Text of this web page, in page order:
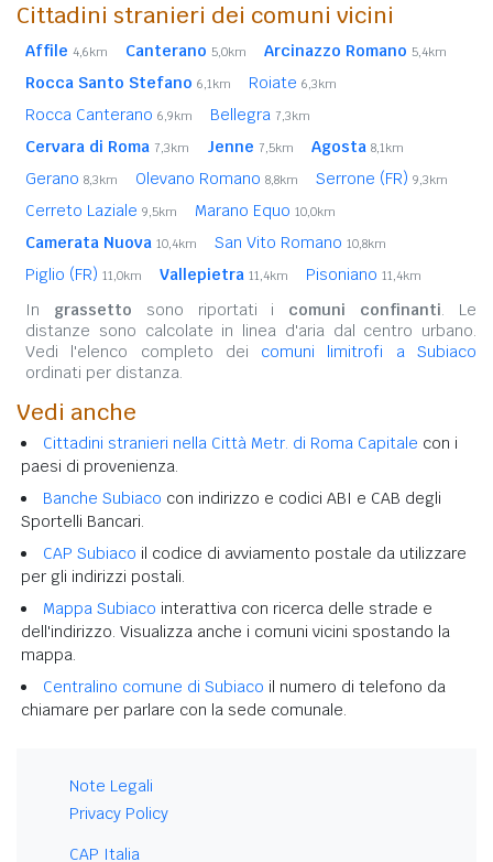
Cittadini stranieri dei comuni vicini
Affile 4,6km Canterano 5,0km Arcinazzo Romano 5,4km
Rocca Santo Stefano 6,1km Roiate 6,3km
Rocca Canterano 6,9km Bellegra 7,3km
Cervara di Roma 7,3km Jenne 7,5km Agosta 8,1km
Gerano 8,3km Olevano Romano 8,8km Serrone (FR) 9,3km
Cerreto Laziale 9,5km Marano Equo 10,0km
Camerata Nuova 10,4km San Vito Romano 10,8km
Piglio (FR) 11,0km Vallepietra 11,4km Pisoniano 11,4km
In grassetto sono riportati i comuni confinanti. Le
distanze sono calcolate in linea d'aria dal centro urbano.
Vedi l'elenco completo dei comuni limitrofi a Subiaco
ordinati per distanza.
Vedi anche
Cittadini stranieri nella Città Metr. di Roma Capitale con i
paesi di provenienza.
Banche Subiaco con indirizzo e codici ABI e CAB degli
Sportelli Bancari.
CAP Subiaco il codice di avviamento postale da utilizzare
per gli indirizzi postali.
Mappa Subiaco interattiva con ricerca delle strade e
dell'indirizzo. Visualizza anche i comuni vicini spostando la
mappa.
Centralino comune di Subiaco il numero di telefono da
chiamare per parlare con la sede comunale.
Note Legali
Privacy Policy
CAP Italia